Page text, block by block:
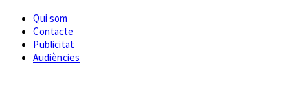
Qui som
Contacte
Publicitat
Audiències